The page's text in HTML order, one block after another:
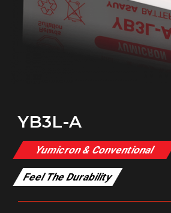
YB3L-A
Yumicron & Conventional
Feel The Durability